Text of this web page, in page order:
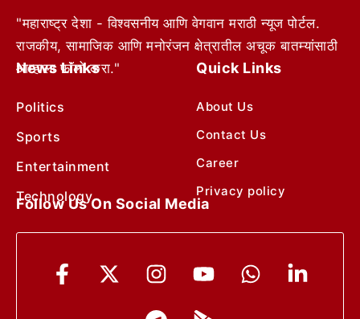
"महाराष्ट्र देशा - विश्वसनीय आणि वेगवान मराठी न्यूज पोर्टल.
राजकीय, सामाजिक आणि मनोरंजन क्षेत्रातील अचूक बातम्यांसाठी
आम्हाला फॉलो करा."
News Links
Politics
Sports
Entertainment
Technology
Quick Links
About Us
Contact Us
Career
Privacy policy
Follow Us On Social Media